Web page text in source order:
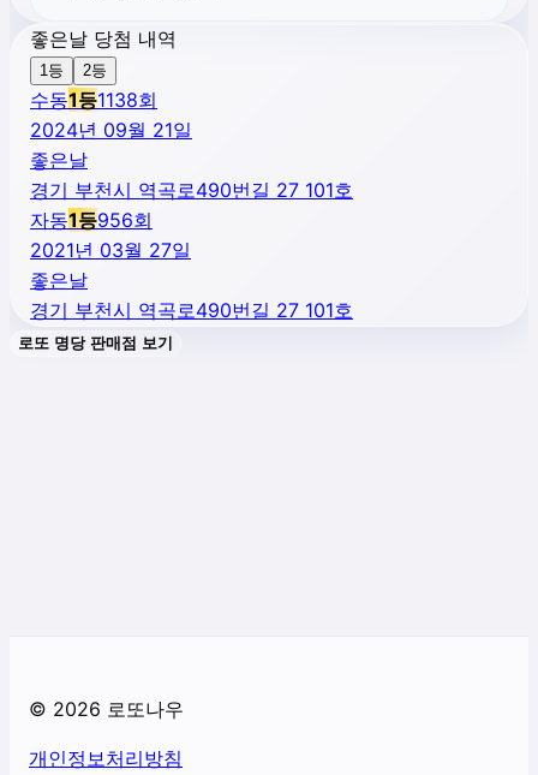
좋은날 당첨 내역
1등 2등
수동1등1138회
2024년 09월 21일
좋은날
경기 부천시 역곡로490번길 27 101호
자동1등956회
2021년 03월 27일
좋은날
경기 부천시 역곡로490번길 27 101호
로또 명당 판매점 보기
© 2026 로또나우
개인정보처리방침